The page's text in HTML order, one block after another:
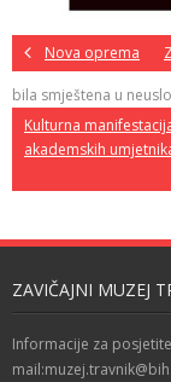
Nova oprema
bila smještena u
Kulturna
akademskih
ZAVIČAJNI MUZEJ
Informacije za